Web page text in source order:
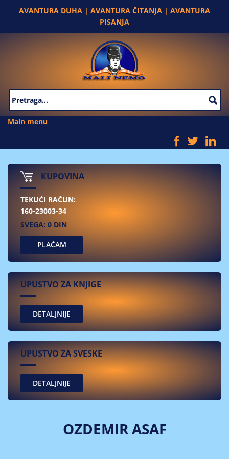
AVANTURA DUHA | AVANTURA ČITANJA | AVANTURA
PISANJA
SEARCH FORM
Main menu
KUPOVINA
TEKUĆI RAČUN:
160-23003-34
SVEGA: 0 DIN
PLAĆAM
UPUSTVO ZA KNJIGE
UPUSTVO ZA SVESKE
OZDEMIR ASAF